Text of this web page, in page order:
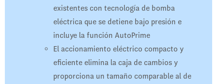
existentes con tecnología de bomba
eléctrica que se detiene bajo presión e
incluye la función AutoPrime
El accionamiento eléctrico compacto y
eficiente elimina la caja de cambios y
proporciona un tamaño comparable al de